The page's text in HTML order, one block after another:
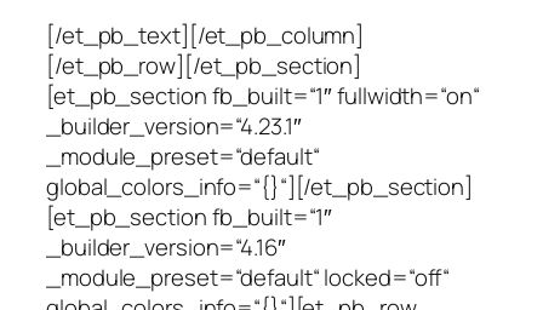
[/et_pb_text][/et_pb_column]
[/et_pb_row][/et_pb_section]
[et_pb_section fb_built=“1″ fullwidth=“on“
_builder_version=“4.23.1″
_module_preset=“default“
global_colors_info=“{}“][/et_pb_section]
[et_pb_section fb_built=“1″
_builder_version=“4.16″
_module_preset=“default“ locked=“off“